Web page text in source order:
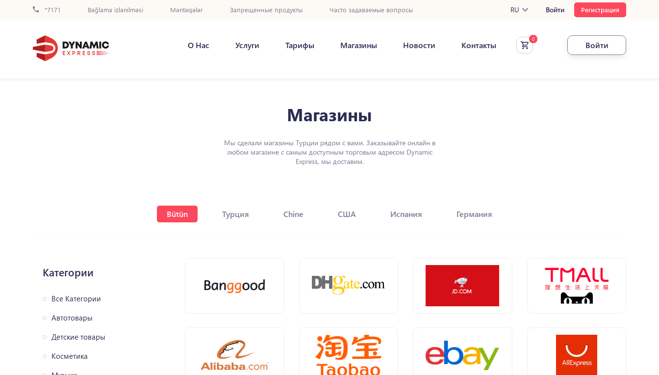
*7171 Bağlama izlənilməsi Məntəqələr Запрещенные продукты Часто задаваемые вопросы RU Войти Регистрация
О Нас Услуги Тарифы Магазины Новости Контакты Войти
Магазины
Мы сделали магазины Турции рядом с вами. Заказывайте онлайн в
любом магазине с самым доступным торговым адресом Dynamic
Express, мы доставим.
Bütün Турция Chine США Испания Германия
Категории
Все Категории
Автотовары
Детские товары
Косметика